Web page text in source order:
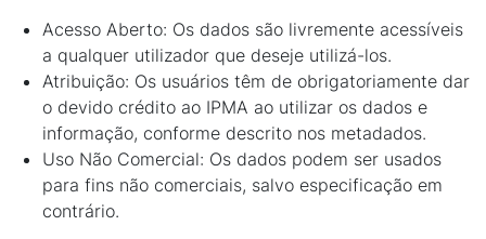
Acesso Aberto: Os dados são livremente acessíveis
a qualquer utilizador que deseje utilizá-los.
Atribuição: Os usuários têm de obrigatoriamente dar
o devido crédito ao IPMA ao utilizar os dados e
informação, conforme descrito nos metadados.
Uso Não Comercial: Os dados podem ser usados ​​
para fins não comerciais, salvo especificação em
contrário.